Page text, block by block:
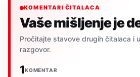
KOMENTARI ČITALACA
Vaše mišljenje je
Pročitajte stavove drugih čitalaca i
razgovor.
1KOMENTAR